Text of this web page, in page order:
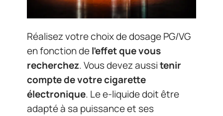
Réalisez votre choix de dosage PG/VG
en fonction del’effet que vous
recherchez. Vous devez aussitenir
compte de votre cigarette
électronique. Le e-liquide doit être
adapté à sa puissance et ses